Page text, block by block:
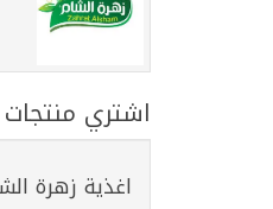
اشتري منتجات
اغذية زهرة